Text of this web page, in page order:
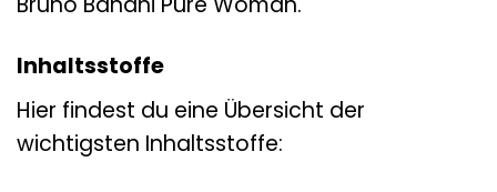
Inhaltsstoffe
Hier findest du eine Übersicht der
wichtigsten Inhaltsstoffe: